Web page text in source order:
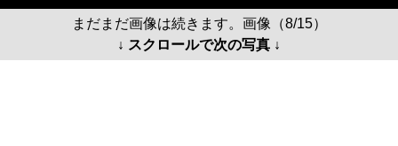
まだまだ画像は続きます。画像（8/15）
↓ スクロールで次の写真 ↓